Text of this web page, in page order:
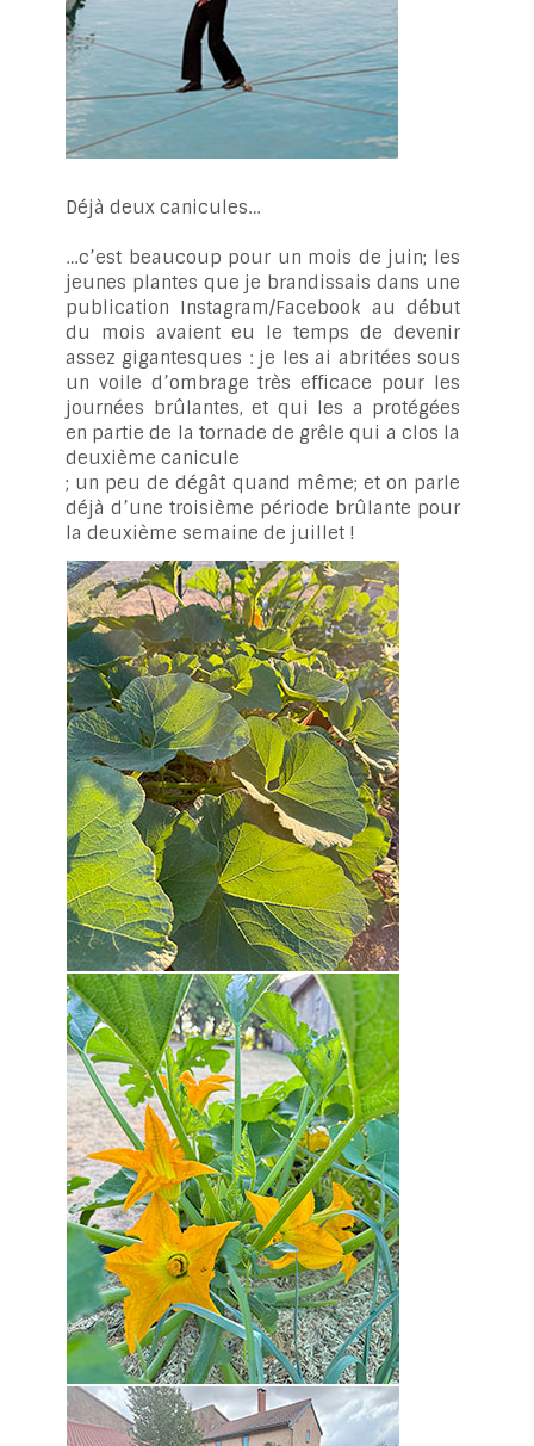
Déjà deux canicules…
…c’est beaucoup pour un mois de juin; les
jeunes plantes que je brandissais dans une
publication Instagram/Facebook au début
du mois avaient eu le temps de devenir
assez gigantesques : je les ai abritées sous
un voile d’ombrage très efficace pour les
journées brûlantes, et qui les a protégées
en partie de la tornade de grêle qui a clos la
deuxième canicule
; un peu de dégât quand même; et on parle
déjà d’une troisième période brûlante pour
la deuxième semaine de juillet !